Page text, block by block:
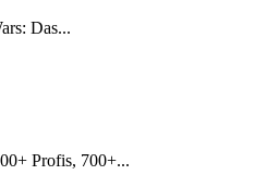
Das...
Profis, 700+...